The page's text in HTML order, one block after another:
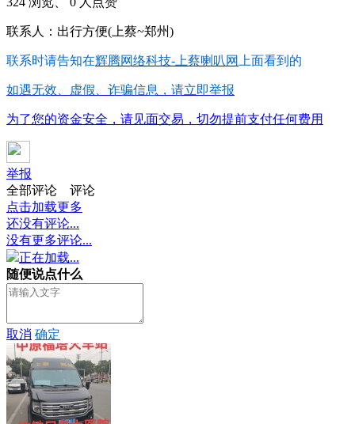
联系人：出行方便(上蔡~郑州)
联系时请告知在辉腾网络科技-上蔡喇叭网 上面看到的
如遇无效、虚假、诈骗信息，请立即举报
为了您的资金安全，请见面交易，切勿提前支付任何费用
举报
全部评论
评论
点击加载更多
还没有评论...
没有更多评论...
正在加载...
随便说点什么
取消 确定